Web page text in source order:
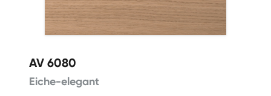
AV 6080
Eiche-elegant